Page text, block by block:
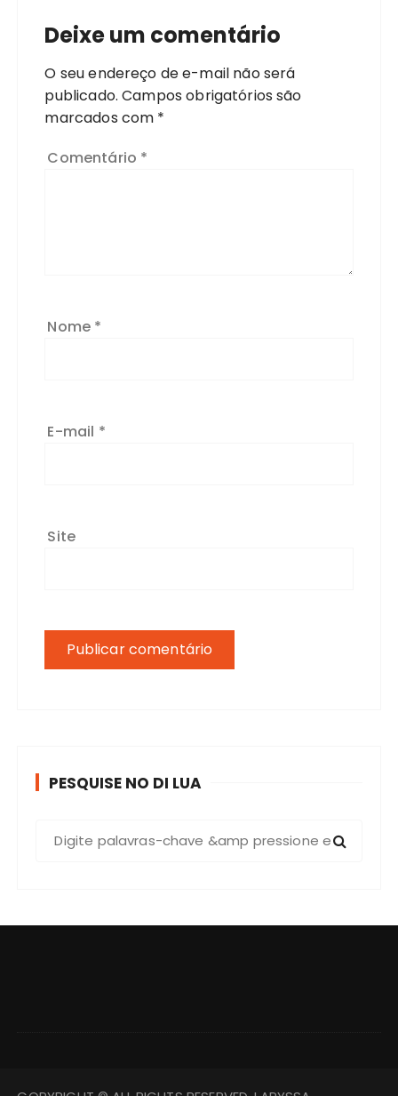
Deixe um comentário
O seu endereço de e-mail não será
publicado. Campos obrigatórios são
marcados com *
Comentário *
Nome *
E-mail *
Site
PESQUISE NO DI LUA